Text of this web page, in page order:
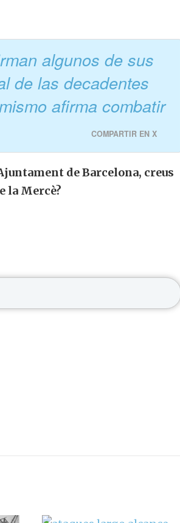
algunos de sus
de las decadentes
afirma combatir
COMPARTIR EN X
de Barcelona, creus
la Mercè?